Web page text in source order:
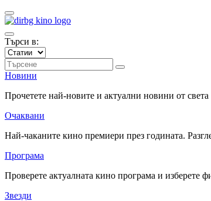
Търси в:
Новини
Прочетете най-новите и актуални новини от
Очаквани
Най-чаканите кино премиери през годината.
Програма
Проверете актуалната кино програма и
Звезди